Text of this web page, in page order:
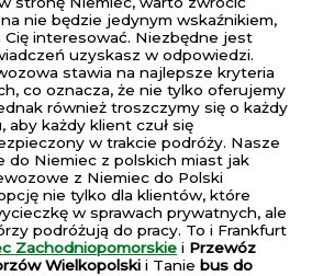
nie będzie jedynym wskaźnikiem,
interesować. Niezbędne jest
uzyskasz w odpowiedzi.
stawia na najlepsze kryteria
co oznacza, że nie tylko oferujemy
również troszczymy się o każdy
aby każdy klient czuł się
w trakcie podróży. Nasze
do Niemiec z polskich miast jak
z Niemiec do Polski
nie tylko dla klientów, które
w sprawach prywatnych, ale
podróżują do pracy. To i Frankfurt
Zachodniopomorskie i Przewóz
Wielkopolski i Tanie bus do